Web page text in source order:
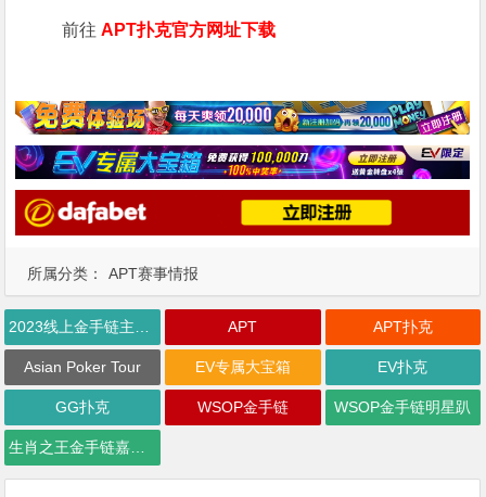
所属分类： APT赛事情报
前往 APT扑克官方网址下载
APT APT扑克
Asian Poker Tour EV专属大宝箱 EV扑克
GG扑克 WSOP金手链 WSOP金手链明星趴